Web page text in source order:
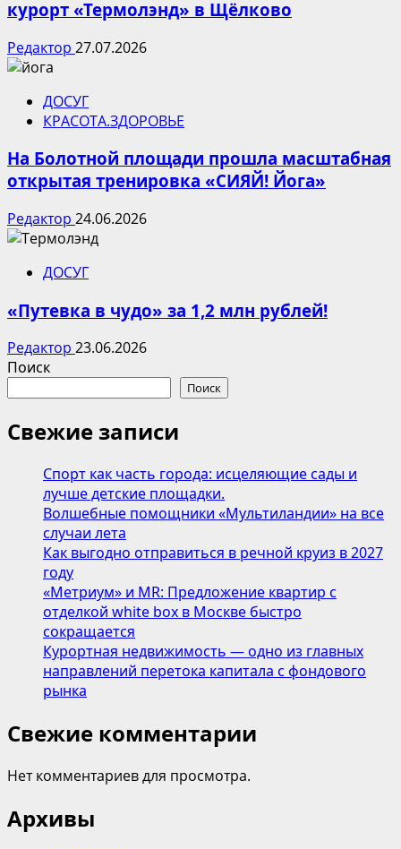
курорт «Термолэнд» в Щёлково
Редактор 27.07.2026
ДОСУГ
КРАСОТА.ЗДОРОВЬЕ
На Болотной площади прошла масштабная
открытая тренировка «СИЯЙ! Йога»
Редактор 24.06.2026
ДОСУГ
«Путевка в чудо» за 1,2 млн рублей!
Редактор 23.06.2026
Поиск
Поиск
Свежие записи
Спорт как часть города: исцеляющие сады и
лучше детские площадки.
Волшебные помощники «Мультиландии» на все
случаи лета
Как выгодно отправиться в речной круиз в 2027
году
«Метриум» и MR: Предложение квартир с
отделкой white box в Москве быстро
сокращается
Курортная недвижимость — одно из главных
направлений перетока капитала с фондового
рынка
Свежие комментарии
Нет комментариев для просмотра.
Архивы